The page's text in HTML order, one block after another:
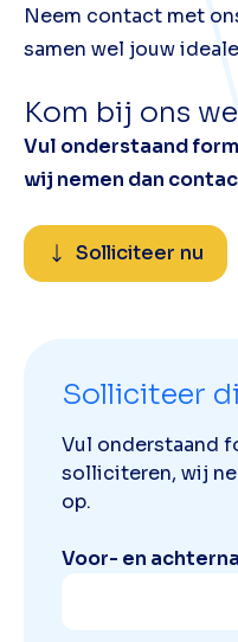
Neem contact met
samen wel jouw
Kom bij ons
Vul onderstaand
wij nemen dan
Solliciteer nu
Solliciteer
Vul onderstaand
solliciteren, wij
op.
Voor- en